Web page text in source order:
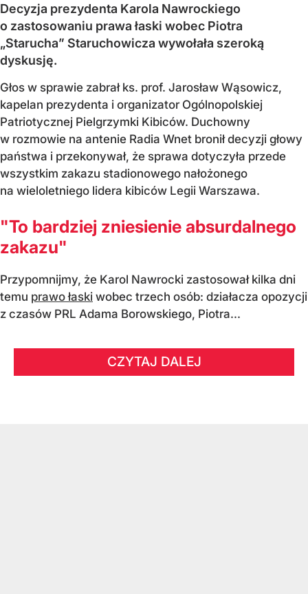
Decyzja prezydenta Karola Nawrockiego
o zastosowaniu prawa łaski wobec Piotra
„Starucha” Staruchowicza wywołała szeroką
dyskusję.
Głos w sprawie zabrał ks. prof. Jarosław Wąsowicz,
kapelan prezydenta i organizator Ogólnopolskiej
Patriotycznej Pielgrzymki Kibiców. Duchowny
w rozmowie na antenie Radia Wnet bronił decyzji głowy
państwa i przekonywał, że sprawa dotyczyła przede
wszystkim zakazu stadionowego nałożonego
na wieloletniego lidera kibiców Legii Warszawa.
"To bardziej zniesienie absurdalnego
zakazu"
Przypomnijmy, że Karol Nawrocki zastosował kilka dni
temu prawo łaski wobec trzech osób: działacza opozycji
z czasów PRL Adama Borowskiego, Piotra...
CZYTAJ DALEJ